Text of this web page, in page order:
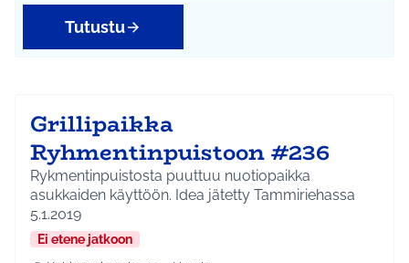
Tutustu
Grillipaikka
Ryhmentinpuistoon #236
Rykmentinpuistosta puuttuu nuotiopaikka
asukkaiden käyttöön. Idea jätetty Tammiriehassa
5.1.2019
Ei etene jatkoon